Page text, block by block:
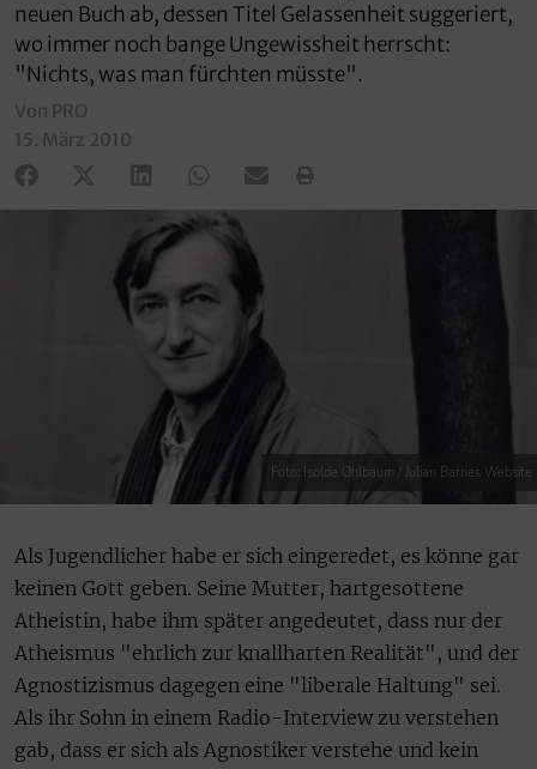
neuen Buch ab, dessen Titel Gelassenheit suggeriert,
wo immer noch bange Ungewissheit herrscht:
"Nichts, was man fürchten müsste".
Von PRO
15. März 2010
Foto: Isolde Ohlbaum / Julian Barnes Website
Als Jugendlicher habe er sich eingeredet, es könne gar
keinen Gott geben. Seine Mutter, hartgesottene
Atheistin, habe ihm später angedeutet, dass nur der
Atheismus "ehrlich zur knallharten Realität", und der
Agnostizismus dagegen eine "liberale Haltung" sei.
Als ihr Sohn in einem Radio-Interview zu verstehen
gab, dass er sich als Agnostiker verstehe und kein